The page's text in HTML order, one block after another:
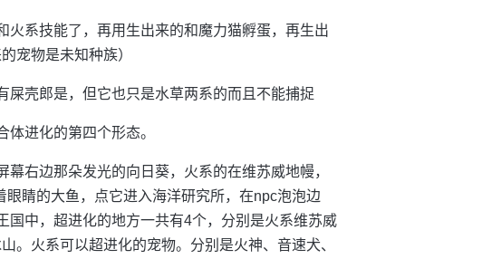
系技能了，再用生出来的和魔力猫孵蛋，再生出
宠物是未知种族）
屎壳郎是，但它也只是水草两系的而且不能捕捉
进化的第四个形态。
右边那朵发光的向日葵，火系的在维苏威地幔，
睛的大鱼，点它进入海洋研究所，在npc泡泡边
国中，超进化的地方一共有4个，分别是火系维苏威
。火系可以超进化的宠物。分别是火神、音速犬、